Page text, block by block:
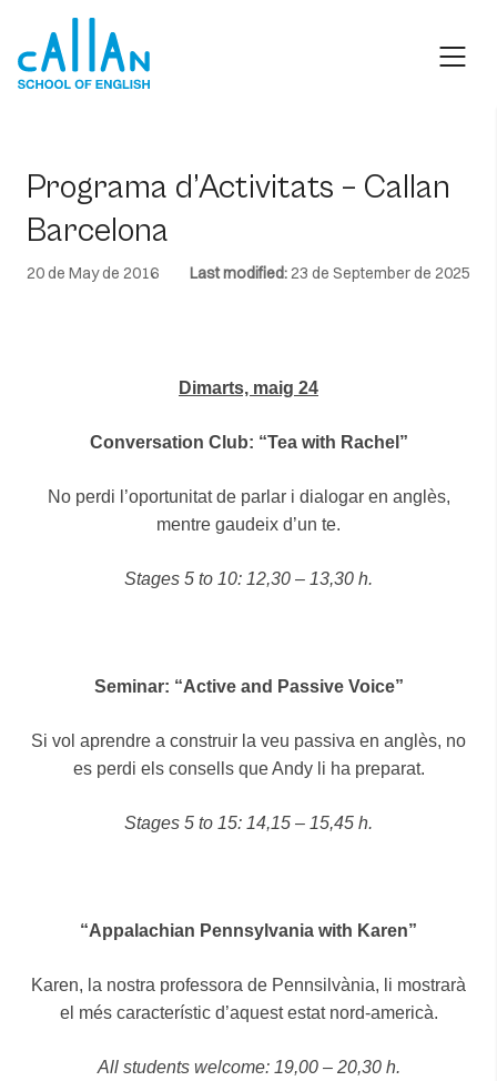
content
Programa d’Activitats – Callan
Barcelona
20 de May de 2016 Last modified:23 de September de 2025
Dimarts, maig 24
Conversation Club: “Tea with Rachel”
No perdi l’oportunitat de parlar i dialogar en anglès,
mentre gaudeix d’un te.
Stages 5 to 10: 12,30 – 13,30 h.
Seminar: “Active and Passive Voice”
Si vol aprendre a construir la veu passiva en anglès, no
es perdi els consells que Andy li ha preparat.
Stages 5 to 15: 14,15 – 15,45 h.
“Appalachian Pennsylvania with Karen”
Karen, la nostra professora de Pennsilvània, li mostrarà
el més característic d’aquest estat nord-americà.
All students welcome: 19,00 – 20,30 h.